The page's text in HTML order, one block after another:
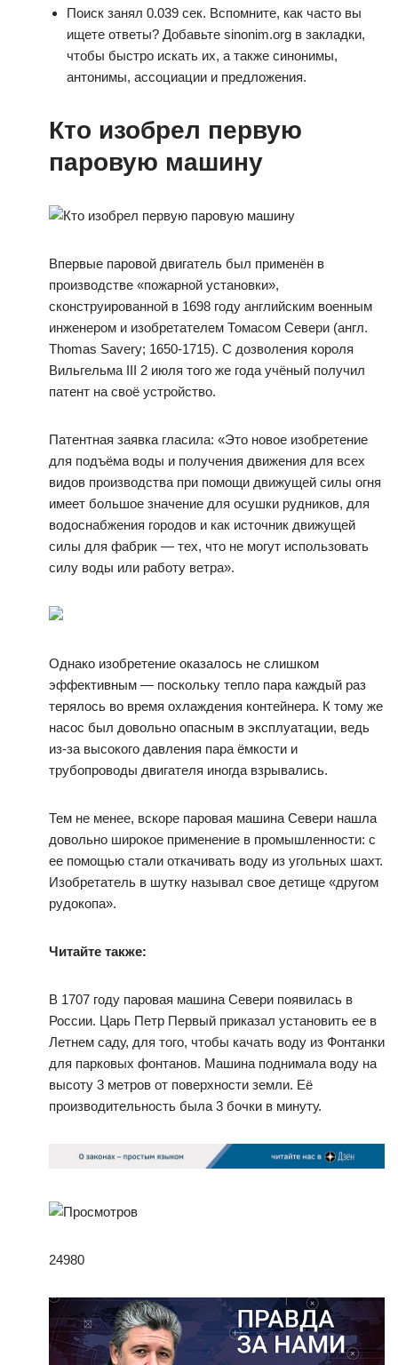
Поиск занял 0.039 сек. Вспомните, как часто вы
ищете ответы? Добавьте sinonim.org в закладки,
чтобы быстро искать их, а также синонимы,
антонимы, ассоциации и предложения.
Кто изобрел первую
паровую машину
Впервые паровой двигатель был применён в
производстве «пожарной установки»,
сконструированной в 1698 году английским военным
инженером и изобретателем Томасом Севери (англ.
Thomas Savery; 1650-1715). С дозволения короля
Вильгельма III 2 июля того же года учёный получил
патент на своё устройство.
Патентная заявка гласила: «Это новое изобретение
для подъёма воды и получения движения для всех
видов производства при помощи движущей силы огня
имеет большое значение для осушки рудников, для
водоснабжения городов и как источник движущей
силы для фабрик — тех, что не могут использовать
силу воды или работу ветра».
Однако изобретение оказалось не слишком
эффективным — поскольку тепло пара каждый раз
терялось во время охлаждения контейнера. К тому же
насос был довольно опасным в эксплуатации, ведь
из-за высокого давления пара ёмкости и
трубопроводы двигателя иногда взрывались.
Тем не менее, вскоре паровая машина Севери нашла
довольно широкое применение в промышленности: с
ее помощью стали откачивать воду из угольных шахт.
Изобретатель в шутку называл свое детище «другом
рудокопа».
Читайте также:
В 1707 году паровая машина Севери появилась в
России. Царь Петр Первый приказал установить ее в
Летнем саду, для того, чтобы качать воду из Фонтанки
для парковых фонтанов. Машина поднимала воду на
высоту 3 метров от поверхности земли. Её
производительность была 3 бочки в минуту.
24980